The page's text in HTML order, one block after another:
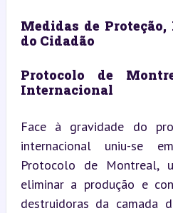
Medidas de
do Cidadão
Protocolo de
Internacional
Face à gravidade do
internacional uniu-se
Protocolo de Montreal,
eliminar a produção e
destruidoras da camada